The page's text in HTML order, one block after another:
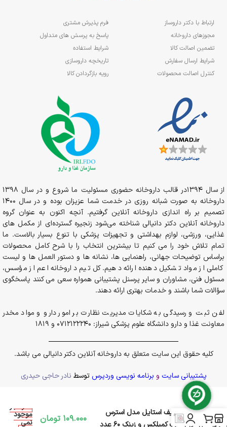
ارتباط با دکتر داروساز
مجوزهای داروخانه
تضمین اصالت کالا
شرایط ارسال سفارش
کنترل اصالت محصولات
فرم پذیرش مشتری
پاسخ به پرسش های متداول
شرایط استفاده
تاریخچه داروسازی
رویه بازگردادن کالا
از سال 1394در قالب داروخانه حضوری مسئولیت ما شروع و در سال 1398
داروخانه به صورت شبانه روزی در خدمت شما عزیزان بوده و در سال 1400
تصمیم بر راه اندازی داروخانه آنلاین گرفتیم. آنچه اکنون به عنوان گروه
داروخانه آنلاین دکتر دانیالی شناخته می‌شود زنجیره گسترده‌ای از مکمل های
غذایی، ورزشی، لوازم بهداشتی و تجهیزات پزشکی با تنوع بسیار بالاست. ما
تمام تلاش خود را می کنیم تا بیشترین انتخاب را با شرح کامل محصولات
براساس توضیحات جهانی، راهنمایی ها، نشانه ها و دستور العمل ها و لیست
کاملی از مواد تشکیل دهنده ارائه دهیم. کل تیم داروخانه اعم از مؤسس،
مسئول فنی، مشاوران و سایر پرسنل پشتیبانی همواره سعی می کنند پاسخگوی
سؤالات شما باشند و خدمات بهتری ارائه دهند.
لفن ثبت و رسیدگی به شکایات مدیریت نظارت بر امور دارو و مواد مخدر
معاونت غذا و دارو دانشگاه علوم پزشکی شیراز: 0712122240 و 1819
کلیه حقوق این سایت متعلق به داروخانه آنلاین دکتر دانیالی می باشد.
پشتیبانی سایت و برنامه نویسی وردپرس توسط نادر حاجی حیدری
قرص لایف استایل مدل استرس
فرمولا ب کمپلکس و زینک 60 عدد
109.000 تومان
در انبار
موجود
نمی